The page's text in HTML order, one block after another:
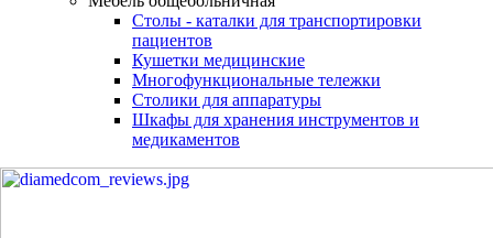
Столы - каталки для транспортировки
пациентов
Кушетки медицинские
Многофункциональные тележки
Столики для аппаратуры
Шкафы для хранения инструментов и
медикаментов